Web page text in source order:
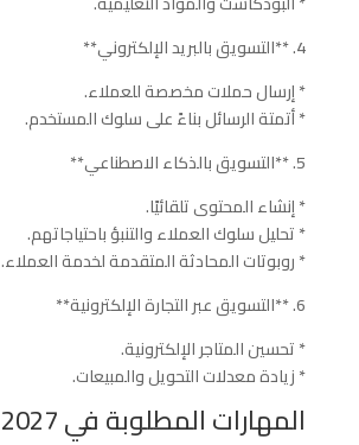
4. **التسويق بالبريد الإلكتروني**
* إرسال حملات مخصصة للعملاء.
* أتمتة الرسائل بناءً على سلوك المستخدم.
5. **التسويق بالذكاء الاصطناعي**
* إنشاء المحتوى تلقائيًا.
* تحليل سلوك العملاء والتنبؤ باحتياجاتهم.
* روبوتات المحادثة المتقدمة لخدمة العملاء.
6. **التسويق عبر التجارة الإلكترونية**
* تحسين المتاجر الإلكترونية.
* زيادة معدلات التحويل والمبيعات.
المهارات المطلوبة في 2027